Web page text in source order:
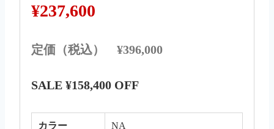
¥237,600
定価（税込） ¥396,000
SALE ¥158,400 OFF
カラー NA